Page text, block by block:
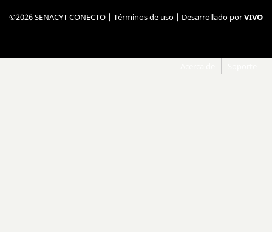
©2026 SENACYT CONECTO | Términos de uso | Desarrollado porVIVO